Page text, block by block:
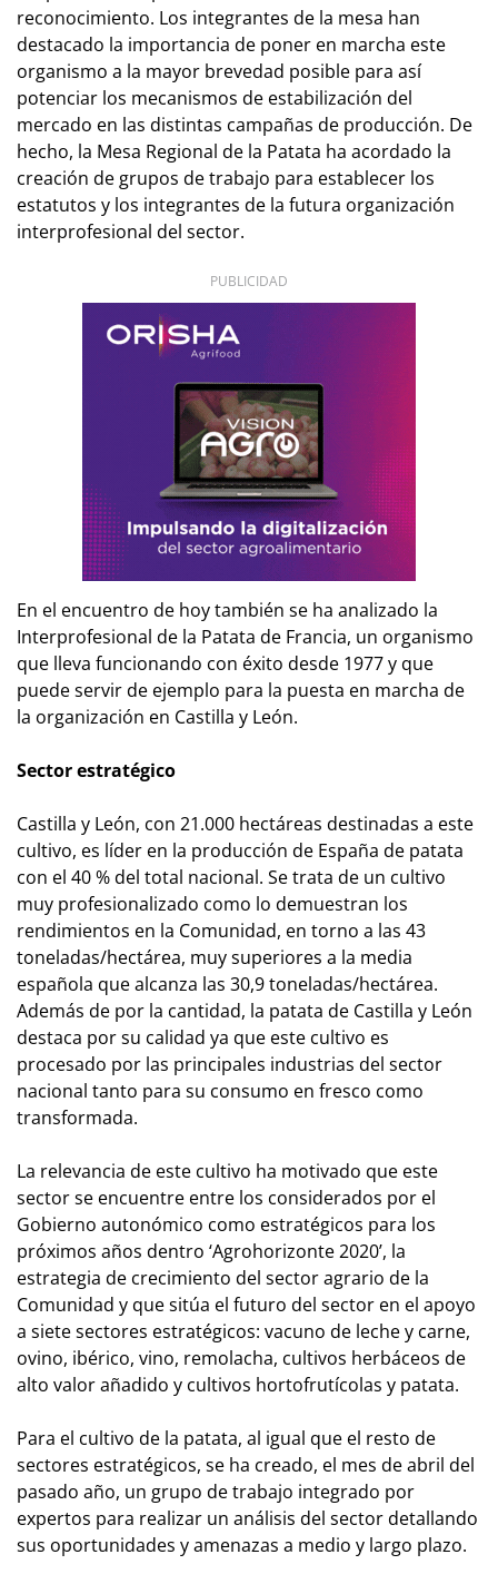
reconocimiento. Los integrantes de la mesa han
destacado la importancia de poner en marcha este
organismo a la mayor brevedad posible para así
potenciar los mecanismos de estabilización del
mercado en las distintas campañas de producción. De
hecho, la Mesa Regional de la Patata ha acordado la
creación de grupos de trabajo para establecer los
estatutos y los integrantes de la futura organización
interprofesional del sector.
PUBLICIDAD
En el encuentro de hoy también se ha analizado la
Interprofesional de la Patata de Francia, un organismo
que lleva funcionando con éxito desde 1977 y que
puede servir de ejemplo para la puesta en marcha de
la organización en Castilla y León.
Sector estratégico
Castilla y León, con 21.000 hectáreas destinadas a este
cultivo, es líder en la producción de España de patata
con el 40 % del total nacional. Se trata de un cultivo
muy profesionalizado como lo demuestran los
rendimientos en la Comunidad, en torno a las 43
toneladas/hectárea, muy superiores a la media
española que alcanza las 30,9 toneladas/hectárea.
Además de por la cantidad, la patata de Castilla y León
destaca por su calidad ya que este cultivo es
procesado por las principales industrias del sector
nacional tanto para su consumo en fresco como
transformada.
La relevancia de este cultivo ha motivado que este
sector se encuentre entre los considerados por el
Gobierno autonómico como estratégicos para los
próximos años dentro ‘Agrohorizonte 2020’, la
estrategia de crecimiento del sector agrario de la
Comunidad y que sitúa el futuro del sector en el apoyo
a siete sectores estratégicos: vacuno de leche y carne,
ovino, ibérico, vino, remolacha, cultivos herbáceos de
alto valor añadido y cultivos hortofrutícolas y patata.
Para el cultivo de la patata, al igual que el resto de
sectores estratégicos, se ha creado, el mes de abril del
pasado año, un grupo de trabajo integrado por
expertos para realizar un análisis del sector detallando
sus oportunidades y amenazas a medio y largo plazo.